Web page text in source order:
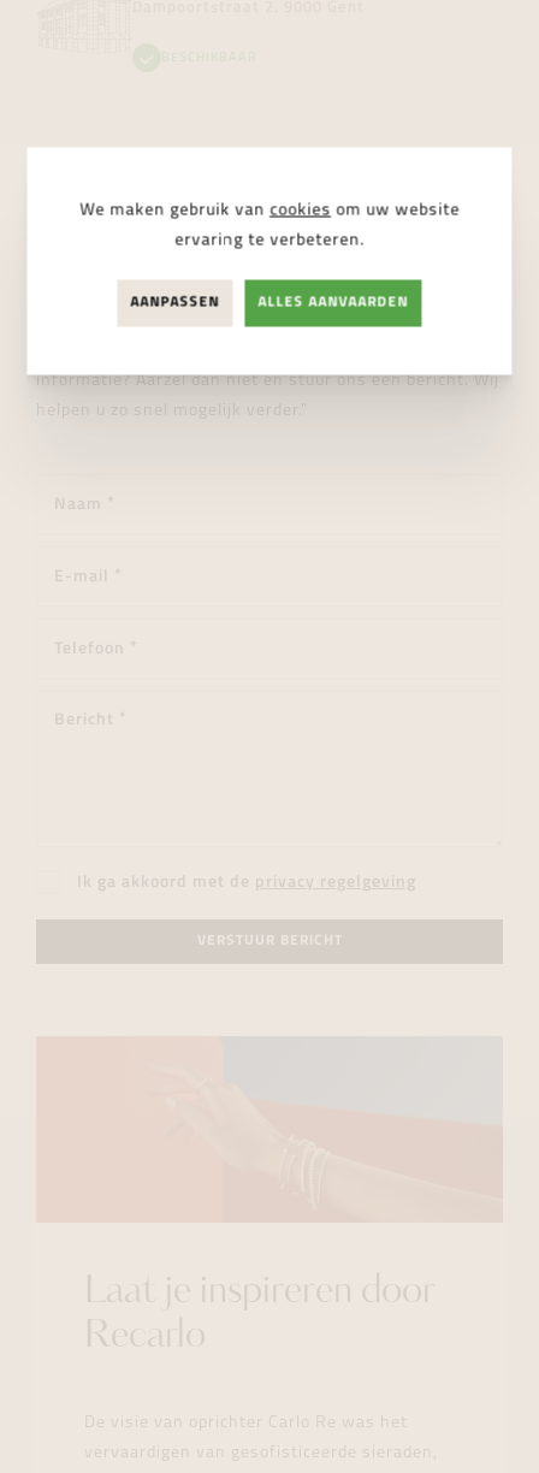
STUUR ONS EEN BERICHT
Wij helpen je graag verder!
informatie? Aarzel dan niet en stuur ons een bericht. Wij
helpen u zo snel mogelijk verder."
Ik ga akkoord met de privacy regelgeving
VERSTUUR BERICHT
Laat je inspireren door
Recarlo
De visie van oprichter Carlo Re was het
vervaardigen van gesofisticeerde sieraden,
We maken gebruik van cookies om uw website
ervaring te verbeteren.
AANPASSEN ALLES AANVAARDEN